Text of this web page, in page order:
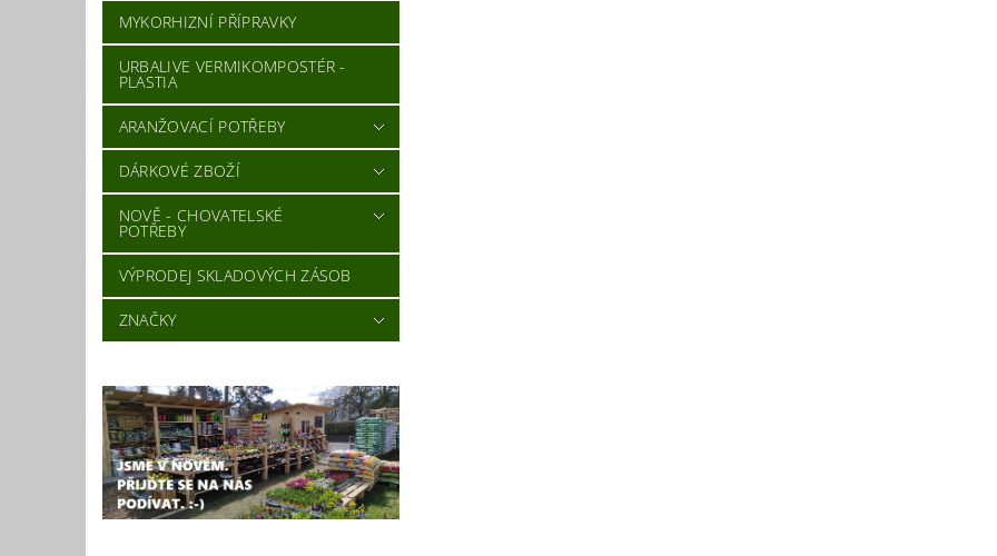
MYKORHIZNÍ PŘÍPRAVKY
URBALIVE VERMIKOMPOSTÉR -
PLASTIA
ARANŽOVACÍ POTŘEBY
DÁRKOVÉ ZBOŽÍ
NOVĚ - CHOVATELSKÉ
POTŘEBY
VÝPRODEJ SKLADOVÝCH ZÁSOB
ZNAČKY